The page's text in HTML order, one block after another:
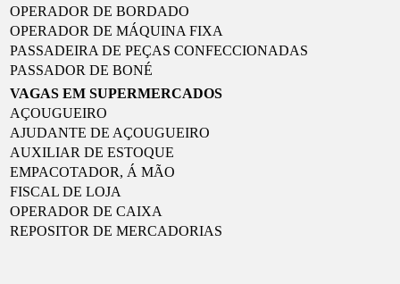
OPERADOR DE BORDADO
OPERADOR DE MÁQUINA FIXA
PASSADEIRA DE PEÇAS CONFECCIONADAS
PASSADOR DE BONÉ
VAGAS EM SUPERMERCADOS
AÇOUGUEIRO
AJUDANTE DE AÇOUGUEIRO
AUXILIAR DE ESTOQUE
EMPACOTADOR, Á MÃO
FISCAL DE LOJA
OPERADOR DE CAIXA
REPOSITOR DE MERCADORIAS